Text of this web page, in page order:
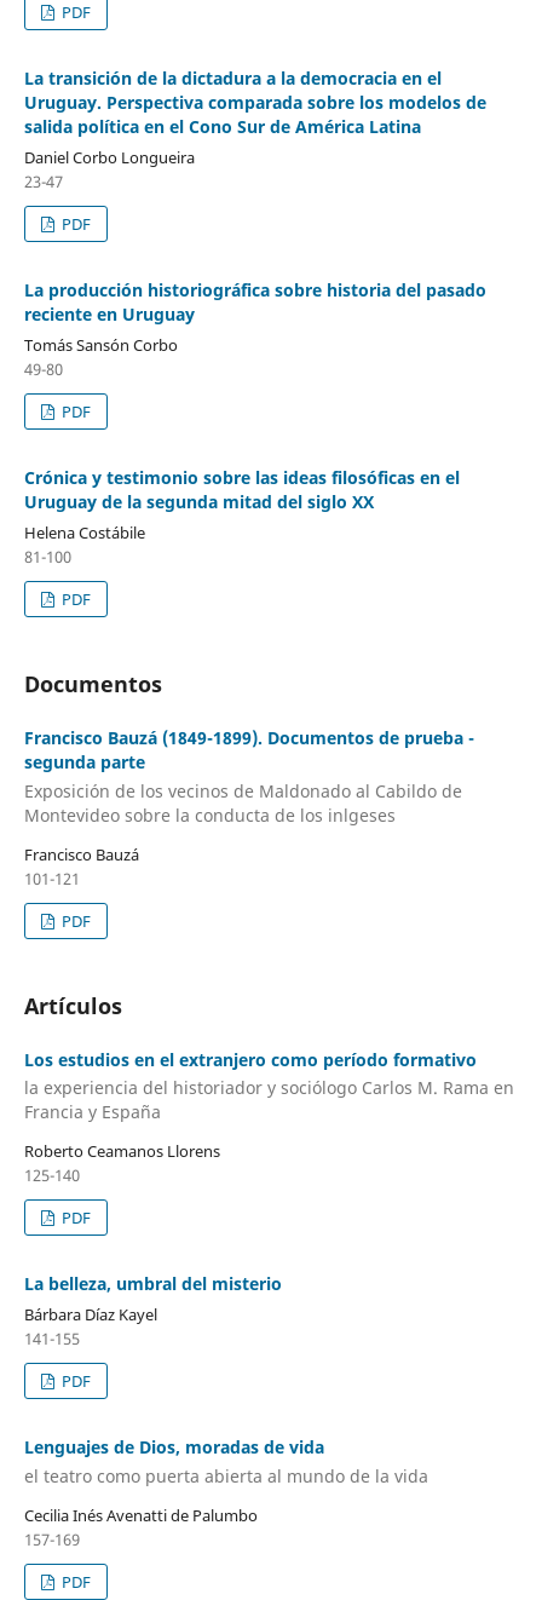
PDF
La transición de la dictadura a la democracia en el
Uruguay. Perspectiva comparada sobre los modelos de
salida política en el Cono Sur de América Latina
Daniel Corbo Longueira
23-47
PDF
La producción historiográfica sobre historia del pasado
reciente en Uruguay
Tomás Sansón Corbo
49-80
PDF
Crónica y testimonio sobre las ideas filosóficas en el
Uruguay de la segunda mitad del siglo XX
Helena Costábile
81-100
PDF
Documentos
Francisco Bauzá (1849-1899). Documentos de prueba -
segunda parte
Exposición de los vecinos de Maldonado al Cabildo de
Montevideo sobre la conducta de los inlgeses
Francisco Bauzá
101-121
PDF
Artículos
Los estudios en el extranjero como período formativo
la experiencia del historiador y sociólogo Carlos M. Rama en
Francia y España
Roberto Ceamanos Llorens
125-140
PDF
La belleza, umbral del misterio
Bárbara Díaz Kayel
141-155
PDF
Lenguajes de Dios, moradas de vida
el teatro como puerta abierta al mundo de la vida
Cecilia Inés Avenatti de Palumbo
157-169
PDF